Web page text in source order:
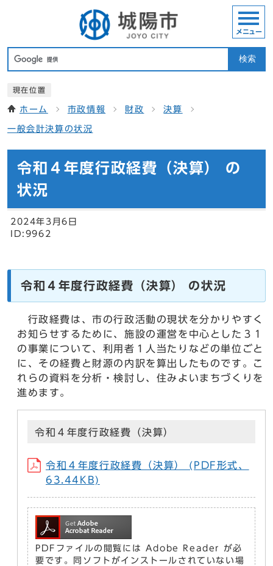
検索
メニュー
現在位置
ホーム 市政情報 財政 決算
一般会計決算の状況
令和４年度行政経費（決算） の
状況
2024年3月6日
ID:9962
令和４年度行政経費（決算） の状況
行政経費は、市の行政活動の現状を分かりやすく
お知らせするために、施設の運営を中心とした３１
の事業について、利用者１人当たりなどの単位ごと
に、その経費と財源の内訳を算出したものです。こ
れらの資料を分析・検討し、住みよいまちづくりを
進めます。
令和４年度行政経費（決算）
令和４年度行政経費（決算） (PDF形式、
63.44KB)
PDFファイルの閲覧には Adobe Reader が必
要です。同ソフトがインストールされていない場